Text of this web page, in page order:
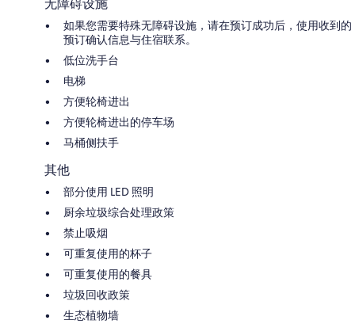
无障碍设施
如果您需要特殊无障碍设施，请在预订成功后，使用收到的
预订确认信息与住宿联系。
低位洗手台
电梯
方便轮椅进出
方便轮椅进出的停车场
马桶侧扶手
其他
部分使用 LED 照明
厨余垃圾综合处理政策
禁止吸烟
可重复使用的杯子
可重复使用的餐具
垃圾回收政策
生态植物墙